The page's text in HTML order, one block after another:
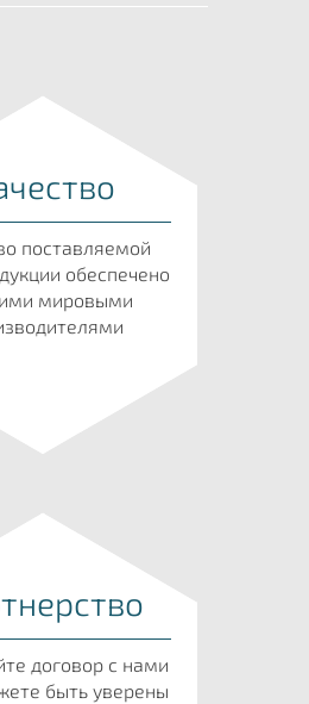
поставляемой
обеспечено
мировыми
договор с нами
быть уверены